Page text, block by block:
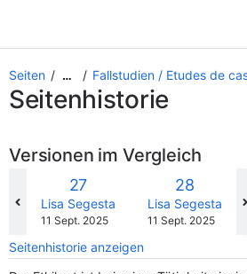
Seiten … Fallstudien / Etudes de
Seitenhistorie
Versionen im Vergleich
Alte
Version
27
changes.mady.by.user
Lisa Segesta
Gespeichert
11 Sept. 2025
verglichen
Neue
Version
28
Lisa Segesta
Gespeichert
11 Sept. 2025
Seitenhistorie anzeigen